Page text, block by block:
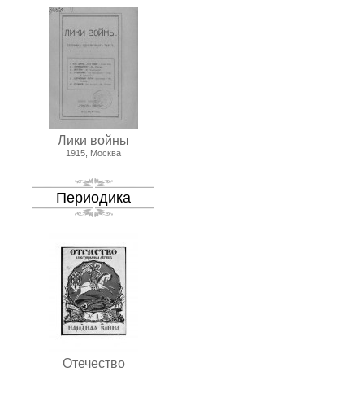
Лики войны
1915, Москва
Периодика
Отечество